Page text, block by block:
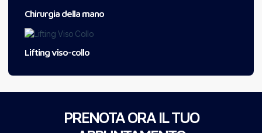
Chirurgia della mano
Lifting viso-collo
PRENOTA ORA IL TUO